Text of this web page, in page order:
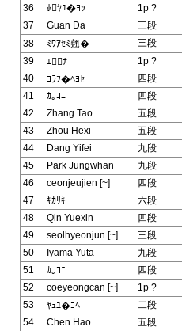
36
ﾎﾔﾕ�ﾖｯ 1p ?
37
Guan Da 三段
38
ﾐﾜｱｾﾐ翹� 三段
39
ｴﾅ 1p ?
40
ｺﾗﾌ�ﾍﾖｾ 四段
41
ｶ｡ｺﾆ 四段
42
Zhang Tao 五段
43
Zhou Hexi 五段
44
Dang Yifei 九段
45
Park Jungwhan 九段
46
ceonjeujien [~] 四段
47
ｷｶﾘｷ 六段
48
Qin Yuexin 四段
49
seolhyeonjun [~] 三段
50
Iyama Yuta 九段
51
ｶ｡ｺﾆ 四段
52
coeyeongcan [~] 1p ?
53
ﾔｭﾕ�ｺﾍ 二段
54
Chen Hao 五段